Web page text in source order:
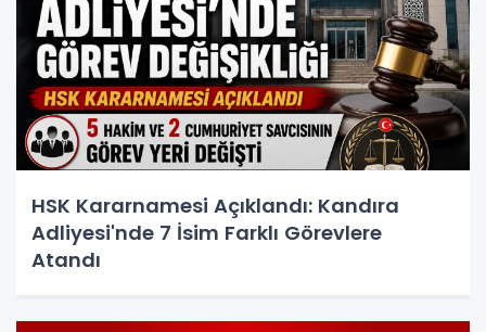
HSK Kararnamesi Açıklandı: Kandıra
Adliyesi'nde 7 İsim Farklı Görevlere
Atandı